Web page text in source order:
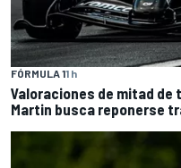
FÓRMULA 11 h
Valoraciones de mitad de
Martin busca reponerse